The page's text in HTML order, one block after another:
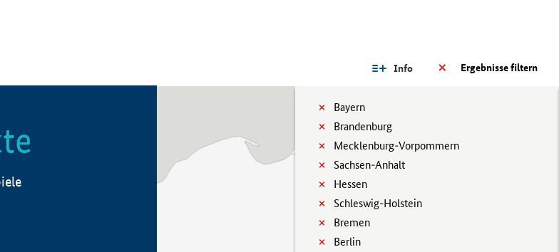
Ergebnisse filtern
Info
Bayern
Brandenburg
Mecklenburg-Vorpommern
Sachsen-Anhalt
Hessen
Schleswig-Holstein
Bremen
Berlin